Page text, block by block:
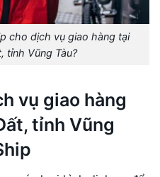
cho dịch vụ giao hàng tại
tỉnh Vũng Tàu?
vụ giao hàng
tỉnh Vũng